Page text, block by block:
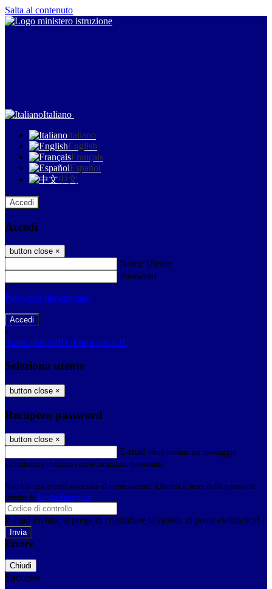
Salta al contenuto
Italiano
Italiano
English
Français
Español
中文
Accedi
Accedi
button close ×
Nome Utente
Password
Password dimenticata?
-
Entra con SPID Entra con CIE
Seleziona utente
button close ×
Recupero password
button close ×
E-mail Verrà inviato un messaggio
all'indirizzo indicato con le istruzioni necessarie.
Non hai una e-mail associata al nome utente? Effettua il reset della password
tramite la Login Spaggiari
E-mail inviata, si prega di controllare la casella di posta elettronica!
Errore
Chiudi
Successo